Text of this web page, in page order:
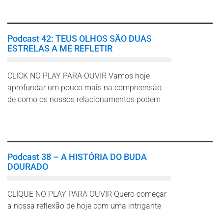
Podcast 42: TEUS OLHOS SÃO DUAS
ESTRELAS A ME REFLETIR
CLICK NO PLAY PARA OUVIR Vamos hoje
aprofundar um pouco mais na compreensão
de como os nossos relacionamentos podem
Podcast 38 – A HISTÓRIA DO BUDA
DOURADO
CLIQUE NO PLAY PARA OUVIR Quero começar
a nossa reflexão de hoje com uma intrigante